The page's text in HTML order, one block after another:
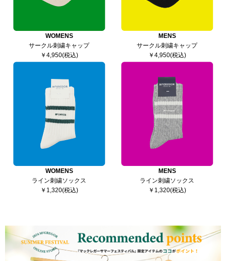
WOMENS
サークル刺繍キャップ
￥4,950(税込)
MENS
サークル刺繍キャップ
￥4,950(税込)
WOMENS
ライン刺繍ソックス
￥1,320(税込)
MENS
ライン刺繍ソックス
￥1,320(税込)